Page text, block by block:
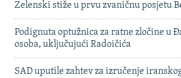
Zelenski stiže u prvu zvaničnu posjetu
Podignuta optužnica za ratne zločine u
osoba, uključujući Radoičića
SAD uputile zahtev za izručenje